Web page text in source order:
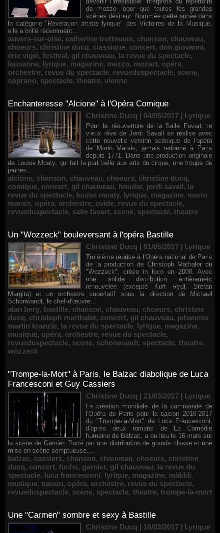
de mezzo léger que toutes les grandes
scènes désirent. Nommée cette année dans
la catégorie "Révélation artiste lyrique" des Victoires de la Musique,
elle a brillé récemment...
auvers-sur-oise, catherine trottmann, chanson, chauveau,
choeurs, christine ducq, classique, concert, don giovanni,
éric vigié, festival, gil chauveau, la revue du spectacle,
lausanne, lyrique, magazine, mezzo, mozart, opéra,
orchestre, revue du spectacle, revueduspectacle, scene,
soprano, spectacle, theatre, vienne
Enchanteresse "Alcione" à l'Opéra Comique
Christine Ducq | 04/05/2017 | Lyrique
Pour la réouverture de la Salle Favart, le
vieux rêve de Jordi Savall se réalise avec
cette nouvelle version scénique de l'opéra
de Marin Marais, jamais redonné à Paris
depuis 1771. Dans une production originale
de Louise Moaty, qui fait la part belle aux arts du cirque, une troupe de
jeunes...
alcione, chanson, chauveau, choeurs, christine ducq,
comique, concert, gil chauveau, houdar, jordi savall, la
revue du spectacle, louise moaty, lyrique, magazine, marin
marais, opéra, orchestre, ovide, revue du spectacle,
revueduspectacle, salle favart, scene, spectacle, theatre
Un "Wozzeck" bouleversant à l'opéra Bastille
Christine Ducq | 01/05/2017 | Lyrique
Troisième reprise à l'Opéra national de Paris
de la production de Christoph Mathaler du
"Wozzeck", créée in loco en 2008. Avec
une solide distribution entièrement
renouvelée (excepté Kurt Rydl, Stefan
Margita) et un orchestre superlatif sous la direction de Michael
Schonwandt, le chef-d'œuvre...
alan berg, bastille, chanson, chauveau, choeurs, christine
ducq, christoph marthaler, concert, gil chauveau, johannes
martin kranzle, la revue du spectacle, lyrique, magazine,
musique, opéra, orchestre, revue du spectacle,
revueduspectacle, scene, schonwandt, spectacle, theatre,
wozzeck
"Trompe-la-Mort" à Paris, le Balzac diabolique de Luca
Francesconi et Guy Cassiers
Christine Ducq | 21/03/2017 | Lyrique
La création mondiale de la commande de
l'Opéra de Paris pour la saison 2016-2017
du "Trompe-la-Mort" de Luca Francesconi,
d'après deux romans de La Comédie
humaine de Balzac, a eu lieu le 16 mars sur
la scène de Garnier. Porté par une distribution de grande classe et une
mise en scène somptueuse,...
balzac, cassiers, chanson, chauveau, choeurs, christine
ducq, concert, fuchs, garnier, gil chauveau, la revue du
spectacle, luca francesconi, lyrique, magazine, mäkkli,
musique, naouri, opéra, orchestre, revue du spectacle,
revueduspectacle, scene, spectacle, theatre, trompe-la-mort
Une "Carmen" sombre et sexy à Bastille
Christine Ducq | 16/03/2017 | Lyrique